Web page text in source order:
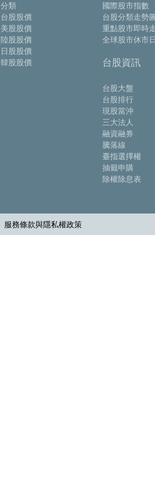
分類
台股股價
美股股價
陸股股價
日股股價
韓股股價
國際股市指數
台股分類走勢
重點股市即時
全球股市休市
台股資訊
台股大盤
台股排行
現股當沖
三大法人
融資融券
騰落線
臺指選擇權
抽籤申購
除權除息表
服務條款與隱私權政策